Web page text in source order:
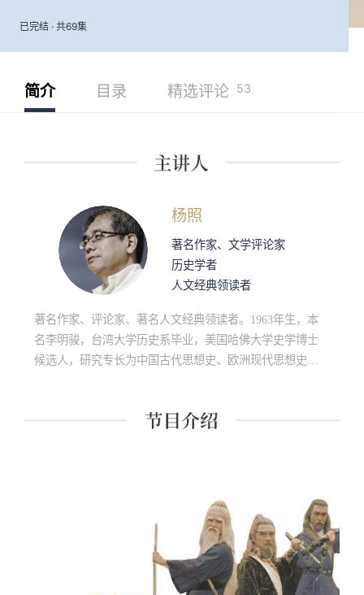
已完结 · 共69集
简介 目录 精选评论 53
杨照
著名作家、文学评论家
历史学者
人文经典领读者
著名作家、评论家、著名人文经典领读者。1963年生，本
名李明骏，台湾大学历史系毕业，美国哈佛大学史学博士
候选人，研究专长为中国古代思想史、欧洲现代思想史、
《故事照亮未来》《想乐：聆听音符背后的美丽心灵》